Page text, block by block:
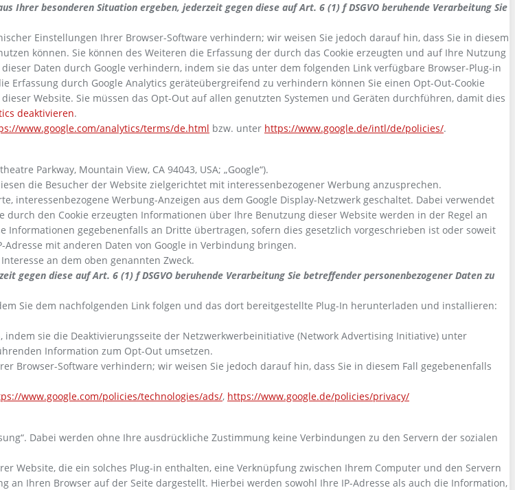
Ihrer besonderen Situation ergeben, jederzeit gegen diese auf Art. 6 (1) f DSGVO beruhende Verarbeitung Sie
Einstellungen Ihrer Browser-Software verhindern; wir weisen Sie jedoch darauf hin, dass Sie in diesem
können. Sie können des Weiteren die Erfassung der durch das Cookie erzeugten und auf Ihre Nutzung
Daten durch Google verhindern, indem sie das unter dem folgenden Link verfügbare Browser-Plug-in
Erfassung durch Google Analytics geräteübergreifend zu verhindern können Sie einen Opt-Out-Cookie
Website. Sie müssen das Opt-Out auf allen genutzten Systemen und Geräten durchführen, damit dies
deaktivieren.
www.google.com/analytics/terms/de.html bzw. unter https://www.google.de/intl/de/policies/.
Parkway, Mountain View, CA 94043, USA; „Google“).
die Besucher der Website zielgerichtet mit interessenbezogener Werbung anzusprechen.
interessenbezogene Werbung-Anzeigen aus dem Google Display-Netzwerk geschaltet. Dabei verwendet
durch den Cookie erzeugten Informationen über Ihre Benutzung dieser Website werden in der Regel an
Informationen gegebenenfalls an Dritte übertragen, sofern dies gesetzlich vorgeschrieben ist oder soweit
mit anderen Daten von Google in Verbindung bringen.
an dem oben genannten Zweck.
gegen diese auf Art. 6 (1) f DSGVO beruhende Verarbeitung Sie betreffender personenbezogener Daten zu
Sie dem nachfolgenden Link folgen und das dort bereitgestellte Plug-In herunterladen und installieren:
sie die Deaktivierungsseite der Netzwerkwerbeinitiative (Network Advertising Initiative) unter
Information zum Opt-Out umsetzen.
Browser-Software verhindern; wir weisen Sie jedoch darauf hin, dass Sie in diesem Fall gegebenenfalls
www.google.com/policies/technologies/ads/, https://www.google.de/policies/privacy/
Dabei werden ohne Ihre ausdrückliche Zustimmung keine Verbindungen zu den Servern der sozialen
Website, die ein solches Plug-in enthalten, eine Verknüpfung zwischen Ihrem Computer und den Servern
Ihren Browser auf der Seite dargestellt. Hierbei werden sowohl Ihre IP-Adresse als auch die Information,